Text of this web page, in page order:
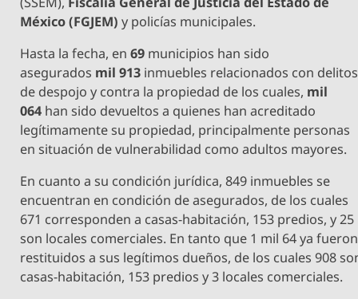
México (FGJEM)y policías municipales.
Hasta la fecha, en69 municipios han sido
asegurados mil 913 inmuebles relacionados con delitos
de despojo y contra la propiedad de los cuales, mil
064 han sido devueltos a quienes han acreditado
legítimamente su propiedad, principalmente personas
en situación de vulnerabilidad como adultos mayores.
En cuanto a su condición jurídica, 849 inmuebles se
encuentran en condición de asegurados, de los cuales
671 corresponden a casas-habitación, 153 predios, y 25
son locales comerciales. En tanto que 1 mil 64 ya fueron
restituidos a sus legítimos dueños, de los cuales 908
casas-habitación, 153 predios y 3 locales comerciales.